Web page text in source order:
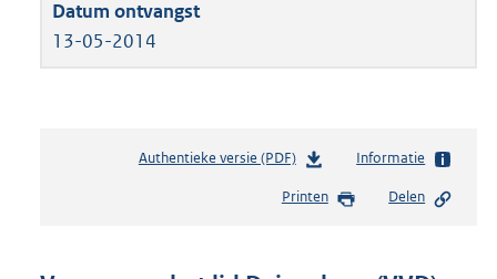
13-05-2014
Authentieke versie (PDF)b
s
Informatie
Printen Delen